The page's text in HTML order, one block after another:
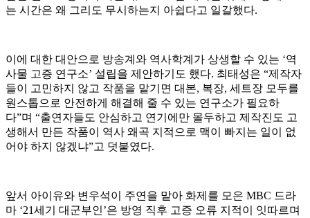
는 시간은 왜 그리도 무시하는지 아쉽다고 일갈했다.
이에 대한 대안으로 방송계와 역사학계가 상생할 수 있는 ‘역
사물 고증 연구소’ 설립을 제안하기도 했다. 최태성은 “제작자
들이 고민하지 않고 작품을 맡기면 대본, 복장, 세트장 모두를
원스톱으로 안전하게 해결해 줄 수 있는 연구소가 필요하
다”며 “출연자들도 안심하고 연기에만 몰두하고 제작진도 고
생해서 만든 작품이 역사 왜곡 지적으로 맥이 빠지는 일이 없
어야 하지 않겠냐”고 덧붙였다.
앞서 아이유와 변우석이 주연을 맡아 화제를 모은 MBC 드라
마 ‘21세기 대군부인’은 방영 직후 고증 오류 지적이 잇따르며